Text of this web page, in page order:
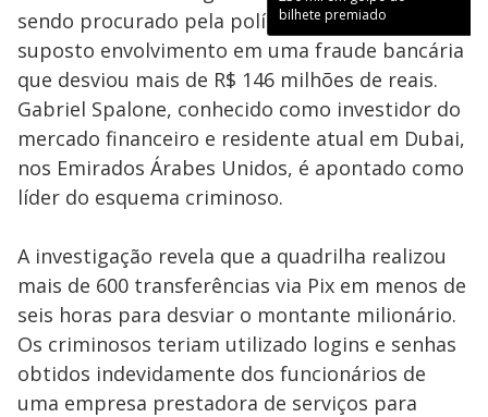
bilhete premiado
sendo procurado pela polícia devido ao seu
suposto envolvimento em uma fraude bancária
que desviou mais de R$ 146 milhões de reais.
Gabriel Spalone, conhecido como investidor do
mercado financeiro e residente atual em Dubai,
nos Emirados Árabes Unidos, é apontado como
líder do esquema criminoso.
A investigação revela que a quadrilha realizou
mais de 600 transferências via Pix em menos de
seis horas para desviar o montante milionário.
Os criminosos teriam utilizado logins e senhas
obtidos indevidamente dos funcionários de
uma empresa prestadora de serviços para